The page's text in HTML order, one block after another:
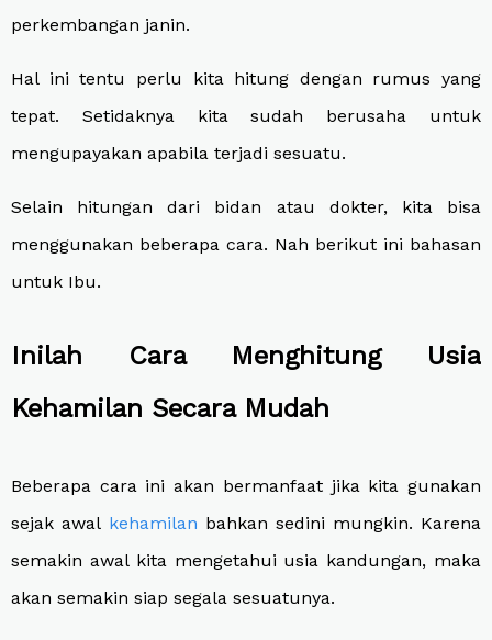
perkembangan janin.
Hal ini tentu perlu kita hitung dengan rumus yang
tepat. Setidaknya kita sudah berusaha untuk
mengupayakan apabila terjadi sesuatu.
Selain hitungan dari bidan atau dokter, kita bisa
menggunakan beberapa cara. Nah berikut ini bahasan
untuk Ibu.
Inilah Cara Menghitung Usia
Kehamilan Secara Mudah
Beberapa cara ini akan bermanfaat jika kita gunakan
sejak awal kehamilan bahkan sedini mungkin. Karena
semakin awal kita mengetahui usia kandungan, maka
akan semakin siap segala sesuatunya.